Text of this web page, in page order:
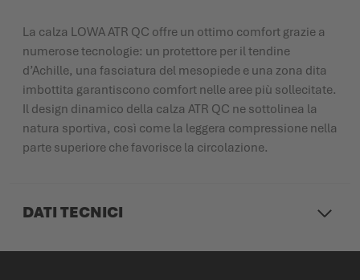
La calza LOWA ATR QC offre un ottimo comfort grazie a
numerose tecnologie: un protettore per il tendine
d’Achille, una fasciatura del mesopiede e una zona dita
imbottita garantiscono comfort nelle aree più sollecitate.
Il design dinamico della calza ATR QC ne sottolinea la
natura sportiva, così come la leggera compressione nella
parte superiore che favorisce la circolazione.
DATI TECNICI